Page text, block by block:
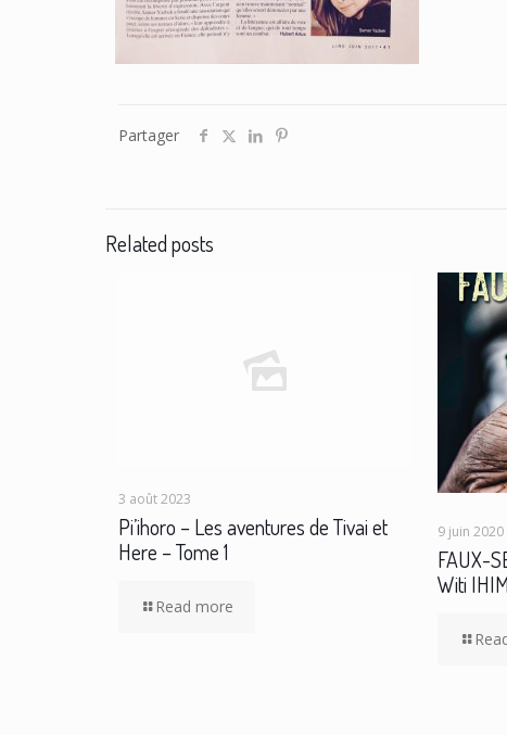
Partager
Related posts
3 août 2023
Pi’ihoro – Les aventures de Tivai et
Here – Tome 1
Read more
9 juin 2020
FAUX-
Witi